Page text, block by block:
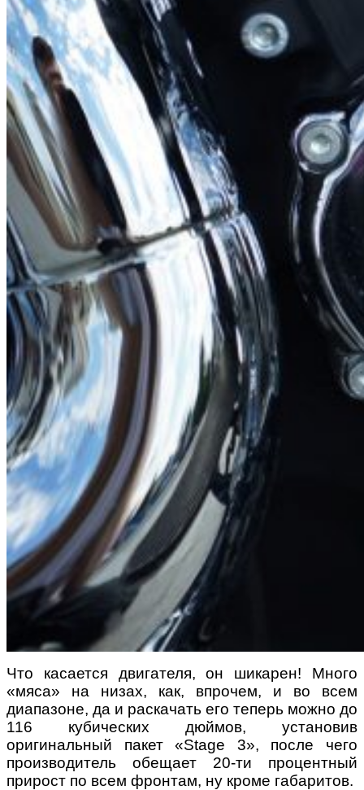
Что касается двигателя, он шикарен! Много
«мяса» на низах, как, впрочем, и во всем
диапазоне, да и раскачать его теперь можно до
116 кубических дюймов, установив
оригинальный пакет «Stage 3», после чего
производитель обещает 20-ти процентный
прирост по всем фронтам, ну кроме габаритов.